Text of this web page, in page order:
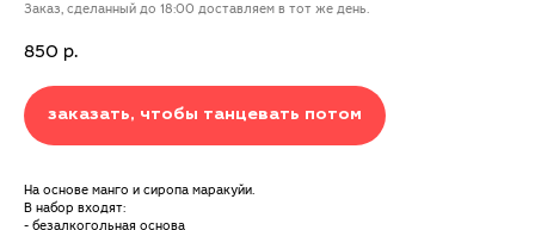
Заказ, сделанный до 18:00 доставляем в тот же день.
850 р.
заказать, чтобы танцевать потом
На основе манго и сиропа маракуйи.
В набор входят:
- безалкогольная основа